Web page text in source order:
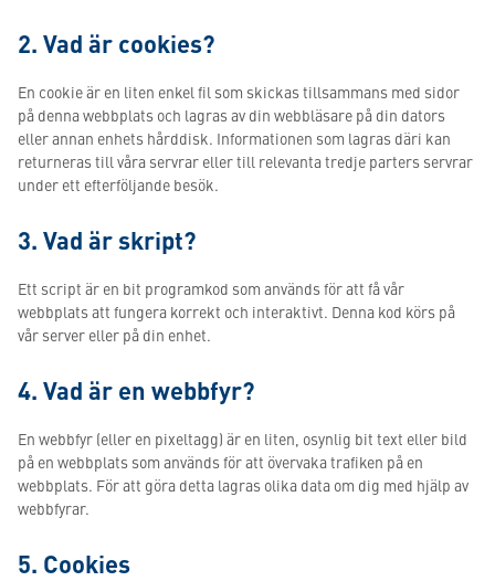
2. Vad är cookies?
En cookie är en liten enkel fil som skickas tillsammans med sidor
på denna webbplats och lagras av din webbläsare på din dators
eller annan enhets hårddisk. Informationen som lagras däri kan
returneras till våra servrar eller till relevanta tredje parters servrar
under ett efterföljande besök.
3. Vad är skript?
Ett script är en bit programkod som används för att få vår
webbplats att fungera korrekt och interaktivt. Denna kod körs på
vår server eller på din enhet.
4. Vad är en webbfyr?
En webbfyr (eller en pixeltagg) är en liten, osynlig bit text eller bild
på en webbplats som används för att övervaka trafiken på en
webbplats. För att göra detta lagras olika data om dig med hjälp av
webbfyrar.
5. Cookies